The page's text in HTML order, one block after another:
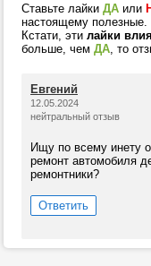
Ставьте лайки ДА или
настоящему полезные.
Кстати, эти лайки
больше, чем ДА, то
Евгений
12.05.2024
нейтральный отзыв
Ищу по всему инету
ремонт автомобиля
ремонтники?
Ответить